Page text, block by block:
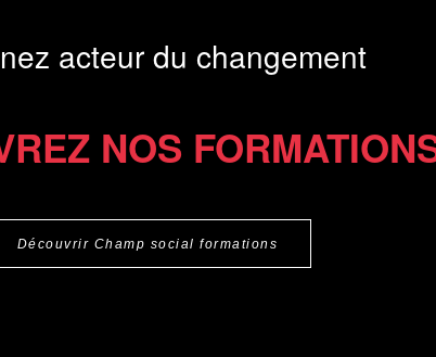
acteur du changement
NOS
Découvrir Champ social formations